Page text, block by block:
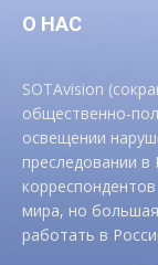
О НАС
SOTAvision
общественно-
освещении
преследовании в
мира, но
работать в